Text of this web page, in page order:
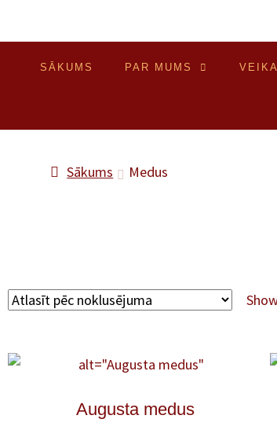
SĀKUMS PAR MUMS
Sākums Medus
Augusta medus